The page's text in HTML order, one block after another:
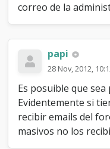
correo de la
papi
28 Nov, 2012,
Es posuible que
Evidentemente si
recibir emails del
masivos no los